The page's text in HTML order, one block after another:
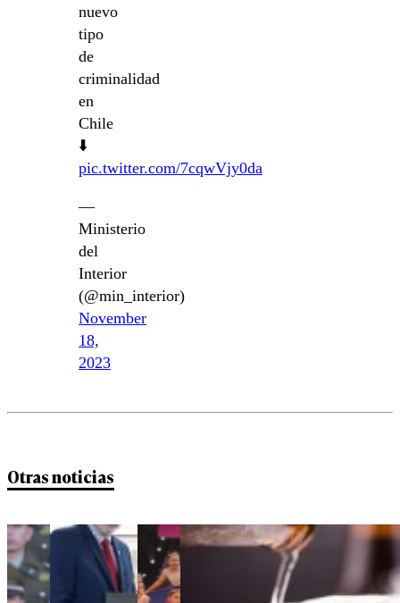
nuevo
tipo
de
criminalidad
en
Chile
⬇️
pic.twitter.com/7cqwVjy0da
—
Ministerio
del
Interior
(@min_interior)
November
18,
2023
Otras noticias